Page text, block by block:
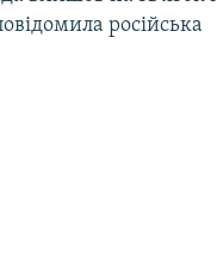
російська